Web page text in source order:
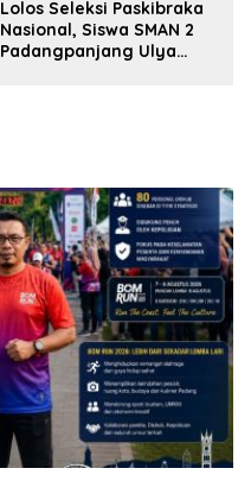
Lolos Seleksi Paskibraka
Nasional, Siswa SMAN 2
Padangpanjang Ulya